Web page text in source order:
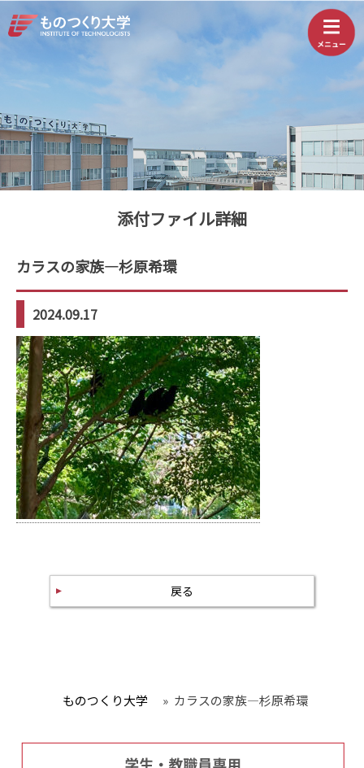
添付ファイル詳細
カラスの家族—杉原希環
2024.09.17
戻る
ものつくり大学 » カラスの家族—杉原希環